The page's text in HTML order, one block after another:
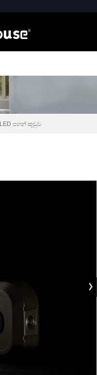
LED පහන් කූඩුව